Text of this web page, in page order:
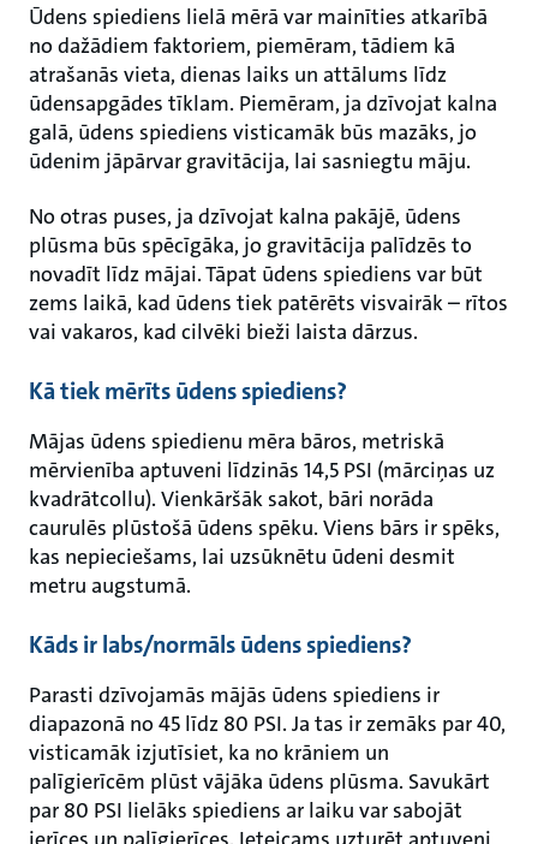
Ūdens spiediens lielā mērā var mainīties atkarībā
no dažādiem faktoriem, piemēram, tādiem kā
atrašanās vieta, dienas laiks un attālums līdz
ūdensapgādes tīklam. Piemēram, ja dzīvojat kalna
galā, ūdens spiediens visticamāk būs mazāks, jo
ūdenim jāpārvar gravitācija, lai sasniegtu māju.
No otras puses, ja dzīvojat kalna pakājē, ūdens
plūsma būs spēcīgāka, jo gravitācija palīdzēs to
novadīt līdz mājai. Tāpat ūdens spiediens var būt
zems laikā, kad ūdens tiek patērēts visvairāk – rītos
vai vakaros, kad cilvēki bieži laista dārzus.
Kā tiek mērīts ūdens spiediens?
Mājas ūdens spiedienu mēra bāros, metriskā
mērvienība aptuveni līdzinās 14,5 PSI (mārciņas uz
kvadrātcollu). Vienkāršāk sakot, bāri norāda
caurulēs plūstošā ūdens spēku. Viens bārs ir spēks,
kas nepieciešams, lai uzsūknētu ūdeni desmit
metru augstumā.
Kāds ir labs/normāls ūdens spiediens?
Parasti dzīvojamās mājās ūdens spiediens ir
diapazonā no 45 līdz 80 PSI. Ja tas ir zemāks par 40,
visticamāk izjutīsiet, ka no krāniem un
palīgierīcēm plūst vājāka ūdens plūsma. Savukārt
par 80 PSI lielāks spiediens ar laiku var sabojāt